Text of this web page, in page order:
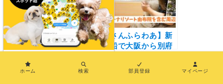
【神奈川】ペット可
カフェ・レストラン
中華街の食べ放題や
アフタヌーンティー
【さんふらわあ】新
造船で大阪から別府
ーム体験レポート |
レジーナリゾート由
ホーム 検索 部員登録 マイページ